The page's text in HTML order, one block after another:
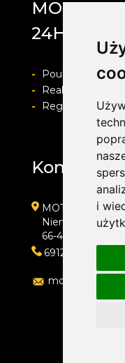
i
24H
-
Pouczenie o
-
Realizacja
-
Regulamin i
Kontakt
MOTOLAB
Niemcewicza 39
66-400 Gorzów
691204767